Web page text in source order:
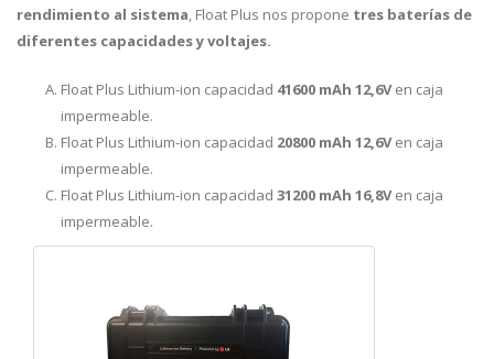
rendimiento al sistema, Float Plus nos propone tres baterías de
diferentes capacidades y voltajes.
Float Plus Lithium-ion capacidad 41600 mAh 12,6Ven caja
impermeable.
Float Plus Lithium-ion capacidad 20800 mAh 12,6Ven caja
impermeable.
Float Plus Lithium-ion capacidad 31200 mAh 16,8Ven caja
impermeable.